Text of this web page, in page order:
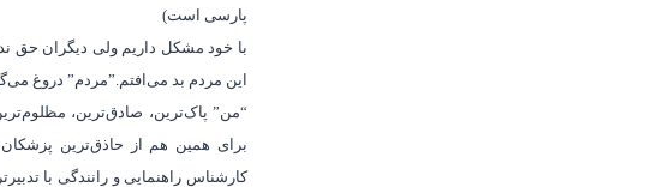
پارسی است)
با خود مشکل داریم ولی دیگران حق
این مردم بد می‌افتم.”مردم” دروغ
“من” پاک‌ترین، صادق‌ترین،
برای همین هم از حاذق‌ترین
کارشناس راهنمایی و رانندگی با